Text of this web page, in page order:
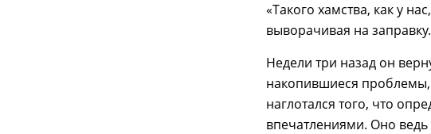
«Такого хамства, как у
выворачивая на
Недели три назад он
накопившиеся проблемы,
наглотался того, что
впечатлениями. Оно ведь